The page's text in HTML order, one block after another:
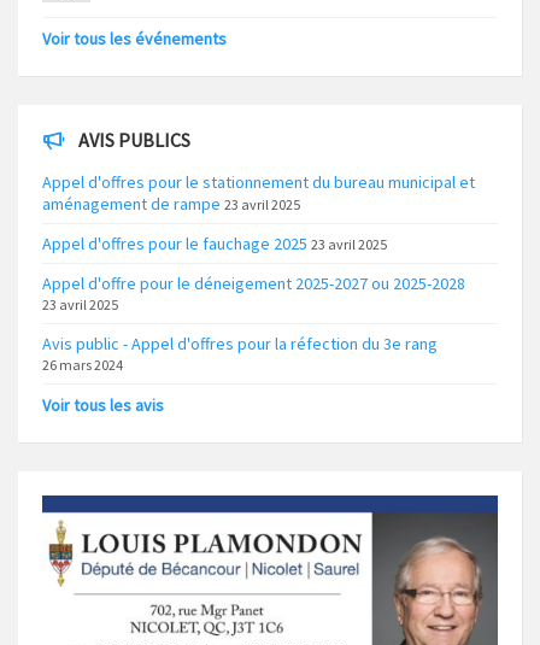
Voir tous les événements
AVIS PUBLICS
Appel d'offres pour le stationnement du bureau municipal et
aménagement de rampe 23 avril 2025
Appel d'offres pour le fauchage 2025 23 avril 2025
Appel d'offre pour le déneigement 2025-2027 ou 2025-2028
23 avril 2025
Avis public - Appel d'offres pour la réfection du 3e rang
26 mars 2024
Voir tous les avis